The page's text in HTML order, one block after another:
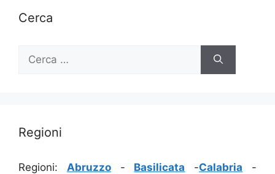
Cerca
per:
Regioni
Regioni: Abruzzo- Basilicata -Calabria -